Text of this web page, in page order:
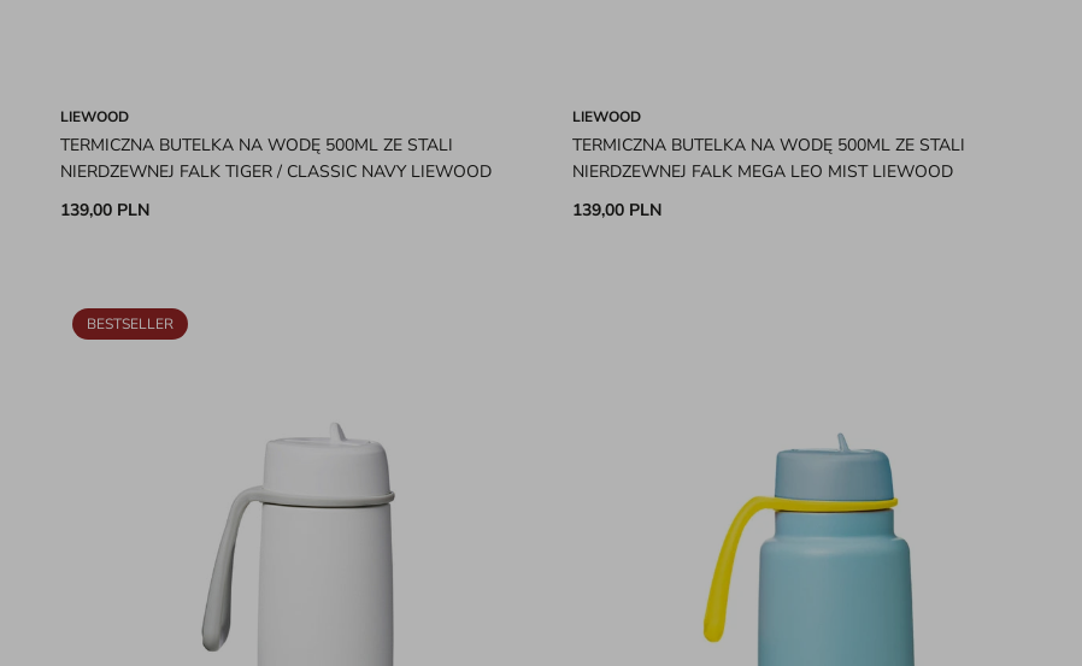
LIEWOOD
TERMICZNA BUTELKA NA WODĘ 500ML ZE STALI
NIERDZEWNEJ FALK TIGER / CLASSIC NAVY LIEWOOD
139,00 PLN
LIEWOOD
TERMICZNA BUTELKA NA WODĘ 500ML ZE STALI
NIERDZEWNEJ FALK MEGA LEO MIST LIEWOOD
139,00 PLN
BESTSELLER